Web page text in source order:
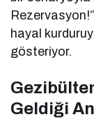
hayal
gösteriyor.
Geldiği